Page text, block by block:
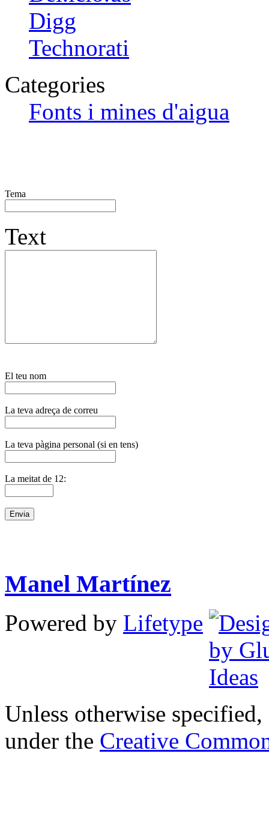
Digg
Technorati
Categories
Fonts i mines d'aigua
Tema
Text
El teu nom
La teva adreça de correu
La teva pàgina personal (si en tens)
La meitat de 12:
Manel Martínez
Powered by Lifetype
Unless otherwise
under the Creative